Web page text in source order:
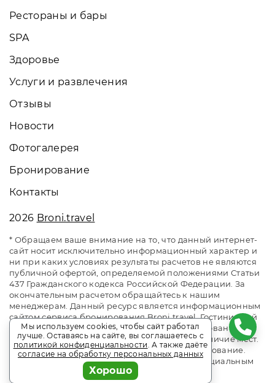
Рестораны и бары
SPA
Здоровье
Услуги и развлечения
Отзывы
Новости
Фотогалерея
Бронирование
Контакты
2026 Broni.travel
* Обращаем ваше внимание на то, что данный интернет-
сайт носит исключительно информационный характер и
ни при каких условиях результаты расчетов не являются
публичной офертой, определяемой положениями Статьи
437 Гражданского кодекса Российской Федерации. За
окончательным расчетом обращайтесь к нашим
менеджерам. Данный ресурс является информационным
сайтом сервиса бронирования Broni.travel. Гостиничный
комплекс «Гранд-отель». Сайт онлайн бронирования
номеров. Актуальные цены, прайс-листы и наличие мест.
Акции и спецпредложения. Выгодное бронирование.
Индивидуальный менеджер. Не является официальным
сайтом объекта размещения.
Мы используем cookies, чтобы сайт работал
лучше. Оставаясь на сайте, вы соглашаетесь с
политикой конфиденциальности. А также даёте
согласие на обработку персональных данных
Хорошо